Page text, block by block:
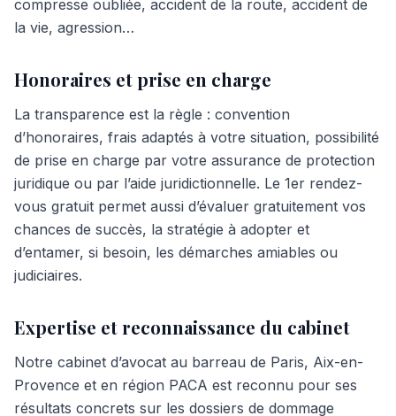
compresse oubliée, accident de la route, accident de
la vie, agression…
Honoraires et prise en charge
La transparence est la règle : convention
d’honoraires, frais adaptés à votre situation, possibilité
de prise en charge par votre assurance de protection
juridique ou par l’aide juridictionnelle. Le 1er rendez-
vous gratuit permet aussi d’évaluer gratuitement vos
chances de succès, la stratégie à adopter et
d’entamer, si besoin, les démarches amiables ou
judiciaires.
Expertise et reconnaissance du cabinet
Notre cabinet d’avocat au barreau de Paris, Aix-en-
Provence et en région PACA est reconnu pour ses
résultats concrets sur les dossiers de dommage